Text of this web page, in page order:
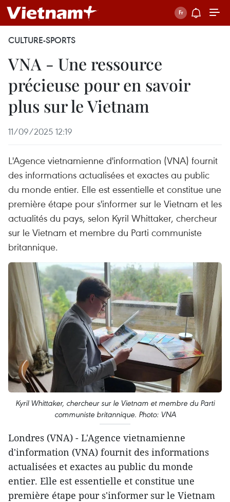
CULTURE-SPORTS
VNA - Une ressource
précieuse pour en savoir
plus sur le Vietnam
11/09/2025 12:19
L'Agence vietnamienne d'information (VNA) fournit
des informations actualisées et exactes au public
du monde entier. Elle est essentielle et constitue une
première étape pour s'informer sur le Vietnam et les
actualités du pays, selon Kyril Whittaker, chercheur
sur le Vietnam et membre du Parti communiste
britannique.
Kyril Whittaker, chercheur sur le Vietnam et membre du Parti
communiste britannique. Photo: VNA
Londres (VNA) - L'Agence vietnamienne
d'information (VNA) fournit des informations
actualisées et exactes au public du monde
entier. Elle est essentielle et constitue une
première étape pour s'informer sur le Vietnam